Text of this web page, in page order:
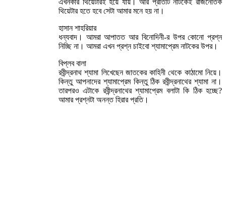
থিয়েটার হতে হবে সেটা আমার মনে হয় না।
হাসান শাহরিয়ার
ধন্যবাদ। আমরা আপাতত আর বিনোদিনী-র উপর কোনো প্রশ্ন
নিচ্ছি না। আমরা এখন প্রশ্ন চাইবো শ্যামাপ্রেম নাটকের উপর।
বিপ্লব বালা
রবীন্দ্রনাথ শ্যামা লিখেছেন জাতকের কাহিনী থেকে কাঠামো নিয়ে।
কিন্তু আপনাদের শ্যামাপ্রেম কিন্তু ঠিক রবীন্দ্রনাথের শ্যামা না।
তারপরও এটাকে রবীন্দ্রনাথের শ্যামাপ্রেম বলাটা কি ঠিক হচ্ছে?
আমার প্রশ্নটা অনন্ত হিরার প্রতি।